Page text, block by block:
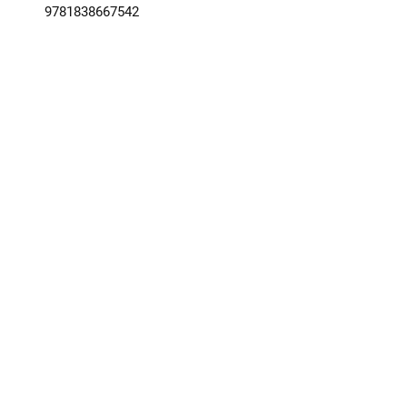
9781838667542